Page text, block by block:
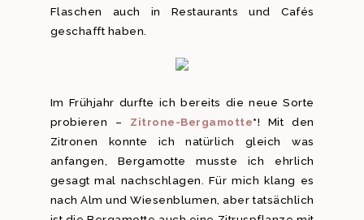
Flaschen auch in Restaurants und Cafés
geschafft haben.
Im Frühjahr durfte ich bereits die neue Sorte
probieren – Zitrone-Bergamotte*! Mit den
Zitronen konnte ich natürlich gleich was
anfangen, Bergamotte musste ich ehrlich
gesagt mal nachschlagen. Für mich klang es
nach Alm und Wiesenblumen, aber tatsächlich